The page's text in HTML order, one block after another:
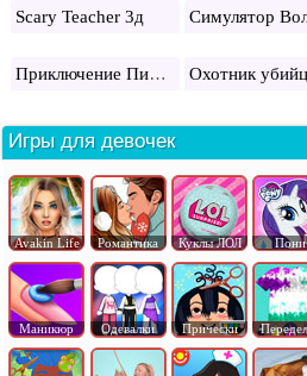
Scary Teacher 3д Симулятор
Приключение Пингвина Охотник
Игры для девочек
Avakin Life Романтика Куклы ЛОЛ Пони
Маникюр Одевалки Прически